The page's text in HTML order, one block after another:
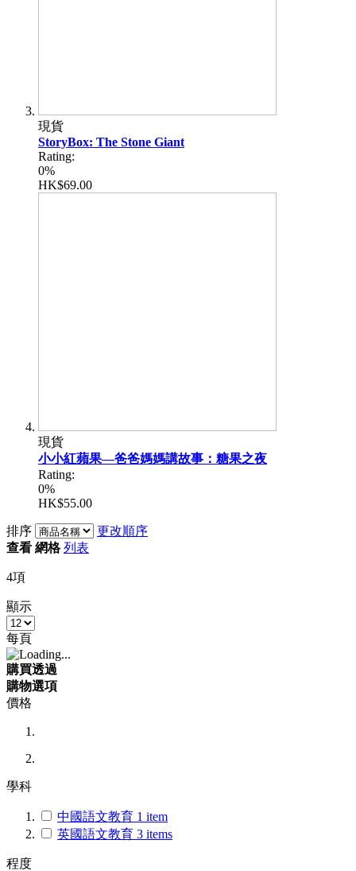
現貨
StoryBox: The Stone Giant
Rating:
0%
HK$69.00
現貨
小小紅蘋果—爸爸媽媽講故事：糖果之夜
Rating:
0%
HK$55.00
排序
更改順序
查看 網格 列表
4項
顯示
每頁
購買透過
購物選項
價格
學科
中國語文教育 1 item
英國語文教育 3 items
程度